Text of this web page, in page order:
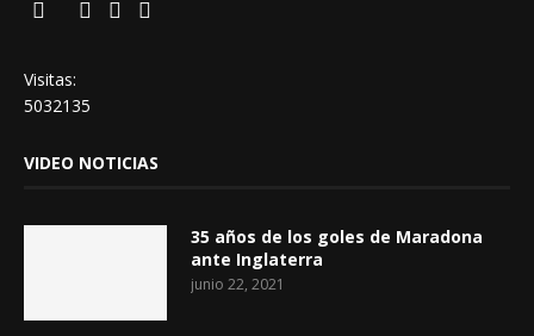
Visitas:
5032135
VIDEO NOTICIAS
35 años de los goles de Maradona
ante Inglaterra
junio 22, 2021